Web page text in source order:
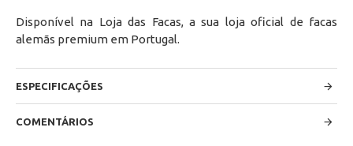
Disponível na Loja das Facas, a sua loja oficial de facas
alemãs premium em Portugal.
ESPECIFICAÇÕES
COMENTÁRIOS